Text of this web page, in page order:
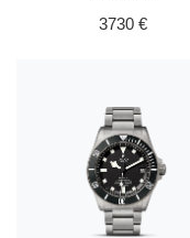
3730 €